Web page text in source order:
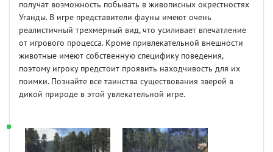
получат возможность побывать в живописных окрестностях
Уганды. В игре представители фауны имеют очень
реалистичный трехмерный вид, что усиливает впечатление
от игрового процесса. Кроме привлекательной внешности
животные имеют собственную специфику поведения,
поэтому игроку предстоит проявить находчивость для их
поимки. Познайте все таинства существования зверей в
дикой природе в этой увлекательной игре.